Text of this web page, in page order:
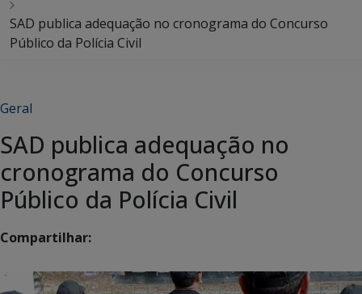
SAD publica adequação no cronograma do Concurso
Público da Polícia Civil
Geral
SAD publica adequação no
cronograma do Concurso
Público da Polícia Civil
Compartilhar: